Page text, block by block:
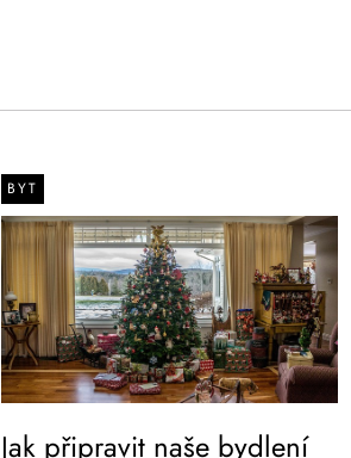
BYT
Jak připravit naše bydlení